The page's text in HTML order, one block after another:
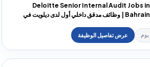
Deloitte Senior Internal Audit Jobs in
Bahrain | وظائف مدقق داخلي أول لدى ديلويت في